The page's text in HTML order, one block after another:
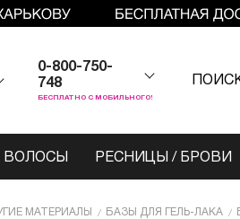
0-800-750-
748
БЕСПЛАТНО С МОБИЛЬНОГО!
ВОЛОСЫ РЕСНИЦЫ / БРОВИ
МАТЕРИАЛЫ БАЗЫ ДЛЯ ГЕЛЬ-ЛАКА